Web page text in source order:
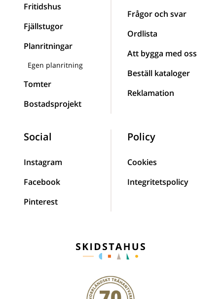
Fritidshus
Fjällstugor
Planritningar
Egen planritning
Tomter
Bostadsprojekt
Frågor och svar
Ordlista
Att bygga med oss
Beställ kataloger
Reklamation
Social
Instagram
Facebook
Pinterest
Policy
Cookies
Integritetspolicy